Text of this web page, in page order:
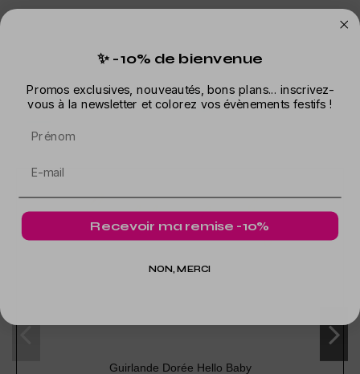
Dans la même catégorie
Guirlande Dorée Hello Baby
✨ -10% de bienvenue
Promos exclusives, nouveautés, bons plans... inscrivez-
vous à la newsletter et colorez vos évènements festifs !
Recevoir ma remise -10%
NON, MERCI